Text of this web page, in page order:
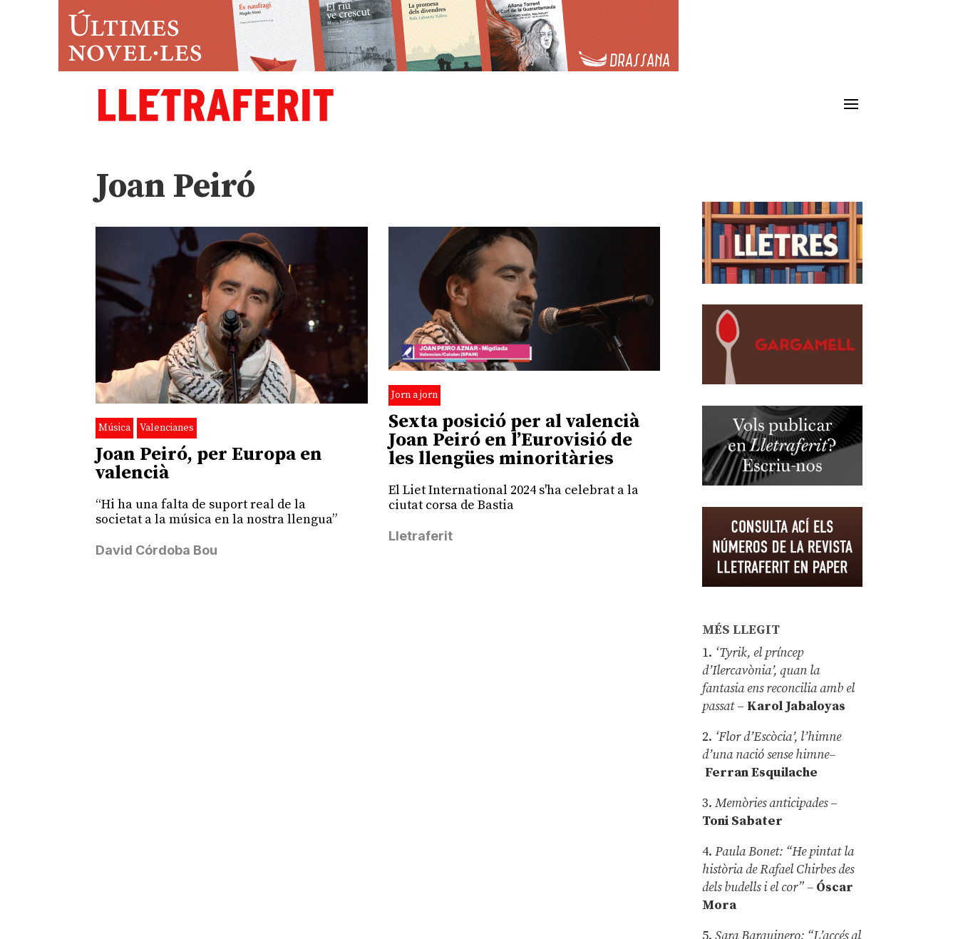
Joan Peiró
Música Valencianes
Joan Peiró, per Europa en
valencià
“Hi ha una falta de suport real de la
societat a la música en la nostra llengua”
David Córdoba Bou
Jorn a jorn
Sexta posició per al valencià
Joan Peiró en l’Eurovisió de
les llengües minoritàries
El Liet International 2024 s'ha celebrat a la
ciutat corsa de Bastia
Lletraferit
MÉS LLEGIT
1. ‘Tyrik, el príncep
d’Ilercavònia’, quan la
fantasia ens reconcilia amb el
passat– Karol Jabaloyas
2. ‘Flor d’Escòcia’, l’himne
d’una nació sense himne–
Ferran Esquilache
3.Memòries anticipades–
Toni Sabater
4.Paula Bonet: “He pintat la
història de Rafael Chirbes des
dels budells i el cor” – Óscar
Mora
5.Sara Barquinero: “L’accés al